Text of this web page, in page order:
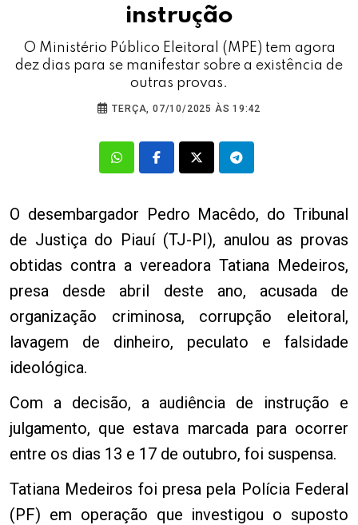
instrução
O Ministério Público Eleitoral (MPE) tem agora
dez dias para se manifestar sobre a existência de
outras provas.
TERÇA, 07/10/2025 ÀS 19:42
O desembargador Pedro Macêdo, do Tribunal
de Justiça do Piauí (TJ-PI), anulou as provas
obtidas contra a vereadora Tatiana Medeiros,
presa desde abril deste ano, acusada de
organização criminosa, corrupção eleitoral,
lavagem de dinheiro, peculato e falsidade
ideológica.
Com a decisão, a audiência de instrução e
julgamento, que estava marcada para ocorrer
entre os dias 13 e 17 de outubro, foi suspensa.
Tatiana Medeiros foi presa pela Polícia Federal
(PF) em operação que investigou o suposto